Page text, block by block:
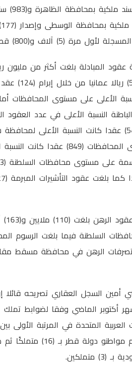
قطعة أرض على مستوى السلطنة.
المبادلة بلغت أكثر من مليون
المحصلة عن
تصرفات الرهن في محافظة مسقط
أمين السجل العقاري تصريحه قائلا
متملكين.